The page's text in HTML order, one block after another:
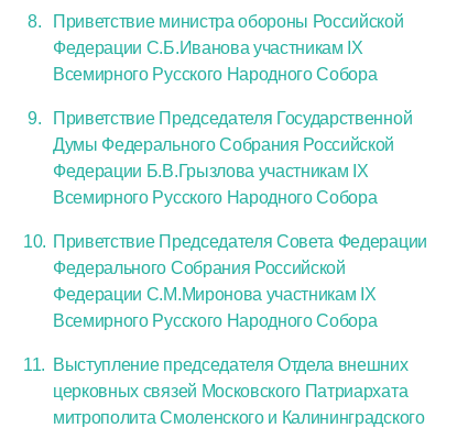
Приветствие министра обороны Российской
Федерации С.Б.Иванова участникам IX
Всемирного Русского Народного Собора
Приветствие Председателя Государственной
Думы Федерального Собрания Российской
Федерации Б.В.Грызлова участникам IX
Всемирного Русского Народного Собора
Приветствие Председателя Совета Федерации
Федерального Собрания Российской
Федерации С.М.Миронова участникам IX
Всемирного Русского Народного Собора
Выступление председателя Отдела внешних
церковных связей Московского Патриархата
митрополита Смоленского и Калининградского